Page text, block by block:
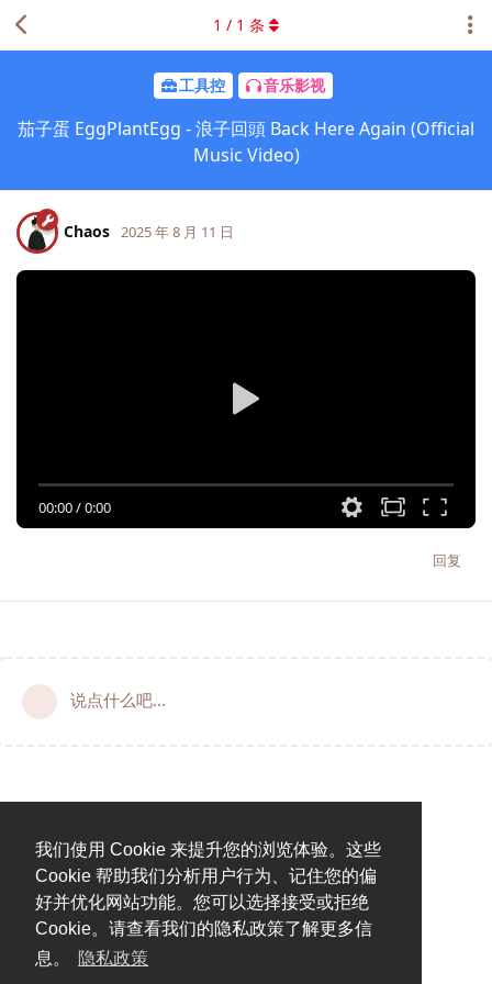
我们使用 Cookie 来提升您的浏览体验。这些
Cookie 帮助我们分析用户行为、记住您的偏
好并优化网站功能。您可以选择接受或拒绝
Cookie。请查看我们的隐私政策了解更多信
息。
隐私政策
工具控 音乐影视
茄子蛋 EggPlantEgg - 浪子回頭 Back Here Again (Official
Music Video)
1 / 1 条
Chaos 2025 年 8 月 11 日
00:00/0:00
回复
说点什么吧...